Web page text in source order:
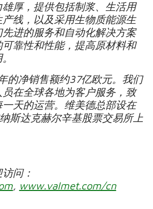
厚，提供包括制浆、生活用
线，以及采用生物质能源生
进的服务和自动化解决方案
靠性和性能，提高原材料和
的净销售额约37亿欧元。我们
在全球各地为客户服务，致
一天的运营。维美德总部设在
斯达克赫尔辛基股票交易所上
问：
, www.valmet.com/cn